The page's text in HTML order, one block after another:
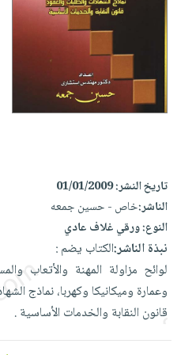
إختياراتنا
أكاديمية
صندوق
القراءة
iKitab
أسئلة
يتكرر
iKitab
على
Android
تحميل
iKitab
على
Apple
أسئلة
طرحها
تحميل
masmu3
masmu3
على
Apple
وسائل
تعليمية
جوائز
تعليمية
والعناية
الشخصية
أجهزة
العناية
الشخصية
العناية
وتصفيف
الشعر
العناية
بالجسم
المطبخ
والسفرة
جديد
الكل
أواني
الطهي
متجر
الهدايا
أقسام
تاريخ النشر:01/01/2009
الناشر:خاص - حسين جمعه
النوع:ورقي غلاف عادي
نبذة الناشر:الكتاب يضم :
لوائح مزاولة المهنة والأتعاب
وعمارة وميكانيكا وكهربا، نماذج
قانون النقابة والخدمات الأساسية .